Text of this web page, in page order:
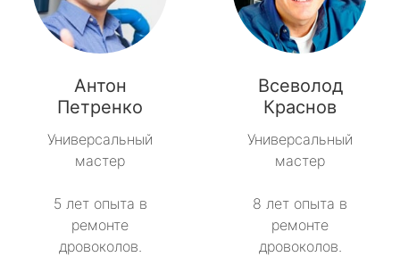
Антон
Петренко
Универсальный
мастер
5 лет опыта в
ремонте
дровоколов.
Всеволод
Краснов
Универсальный
мастер
8 лет опыта в
ремонте
дровоколов.